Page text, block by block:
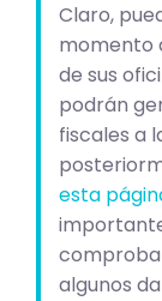
Claro,
momento
de sus
podrán
fiscales a
esta
algunos